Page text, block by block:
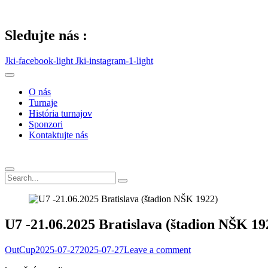
content
Sledujte nás :
Jki-facebook-light Jki-instagram-1-light
O nás
Turnaje
História turnajov
Sponzori
Kontaktujte nás
U7 -21.06.2025 Bratislava (štadion NŠK
OutCup2025-07-272025-07-27Leave a comment